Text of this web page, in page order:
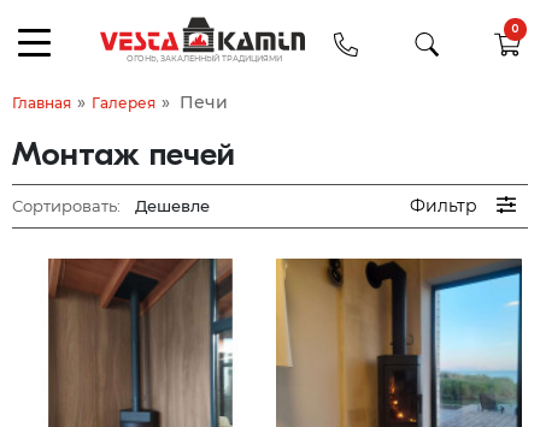
0
Главная » Галерея » Печи
Монтаж печей
Сортировать: Фильтр